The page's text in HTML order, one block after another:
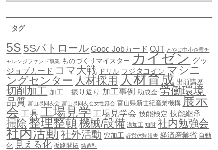
タグ
5S 5Sパトロール Good Jobカード OJT とやま中小企業チ
ャレンジファンド事業 ものづくりマイスター カイゼン グッ
ジョブカード コマ大戦 ドリル フジタコイン マシニ
ングセンター 人材採用 人材育成 出前講座
切削加工 加工 振り返り 加工事例 助成金 労働環境
品質 富山県同友会 富山県同友会女性部会 富山県新世紀産業機構 展示
会 工具 工場見学 工場見学会 技能検定 技能継承
掃除 整理整頓機械/設備 溝加工 知財 社内勉強会
社内活動社外活動 穴加工 経営体験報告 経済産業省 自動
化 見える化 販路開拓 鋳造型